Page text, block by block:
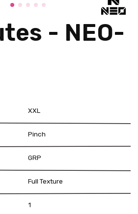
- NEO-
XXL
Pinch
GRP
Full Texture
1